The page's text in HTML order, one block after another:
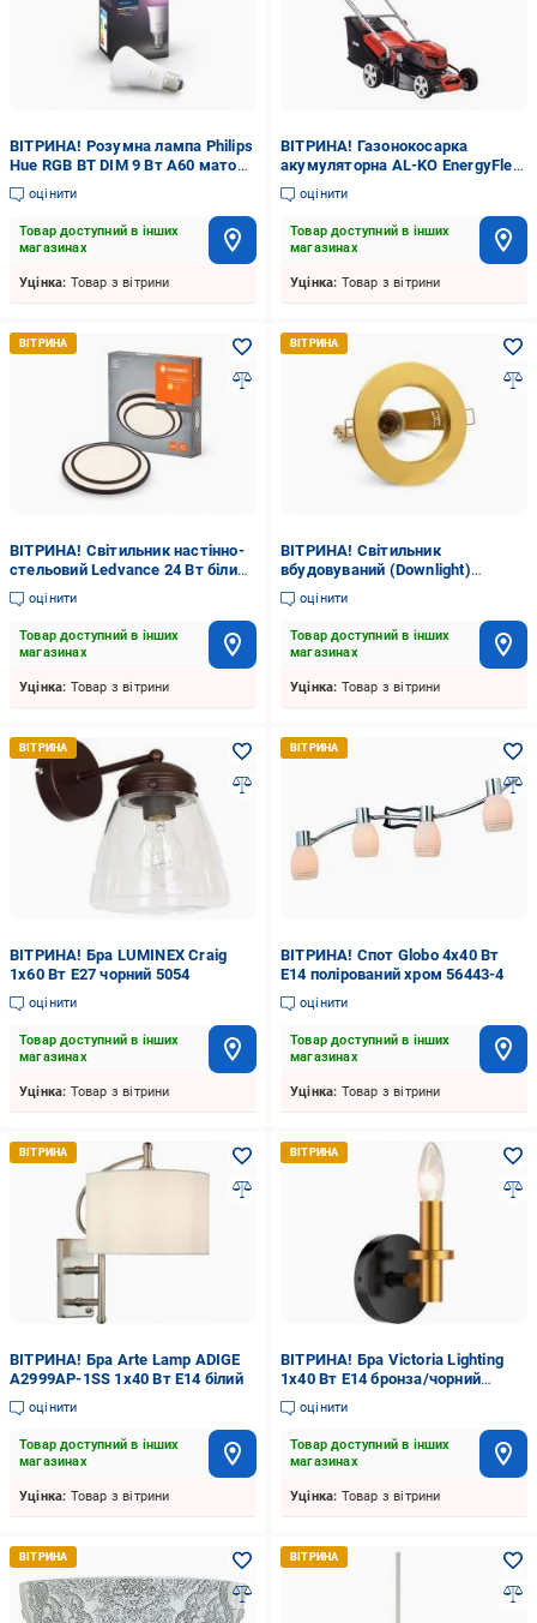
ВІТРИНА! Розумна лампа Philips
Hue RGB BT DIM 9 Вт A60 матова
E27 220 В 2000-6500 К
929002216824
оцінити
Товар доступний в інших
магазинах
Уцінка: Товар з вітрини
ВІТРИНА! Газонокосарка
акумуляторна AL-KO EnergyFlex
42.9 Li
оцінити
Товар доступний в інших
магазинах
Уцінка: Товар з вітрини
ВІТРИНА! Світильник настінно-
стельовий Ledvance 24 Вт білий
матовий 3000 К
оцінити
Товар доступний в інших
магазинах
Уцінка: Товар з вітрини
ВІТРИНА! Світильник
вбудовуваний (Downlight)
Electrum R80SE E27 матове
золото B-IS-0577
оцінити
Товар доступний в інших
магазинах
Уцінка: Товар з вітрини
ВІТРИНА! Бра LUMINEX Craig
1x60 Вт E27 чорний 5054
оцінити
Товар доступний в інших
магазинах
Уцінка: Товар з вітрини
ВІТРИНА! Спот Globo 4x40 Вт
E14 полірований хром 56443-4
оцінити
Товар доступний в інших
магазинах
Уцінка: Товар з вітрини
ВІТРИНА! Бра Arte Lamp ADIGE
A2999AP-1SS 1x40 Вт E14 білий
оцінити
Товар доступний в інших
магазинах
Уцінка: Товар з вітрини
ВІТРИНА! Бра Victoria Lighting
1x40 Вт E14 бронза/чорний
Travis/AP1
оцінити
Товар доступний в інших
магазинах
Уцінка: Товар з вітрини